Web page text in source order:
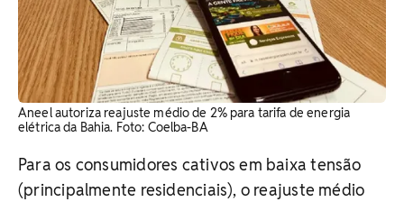
Aneel autoriza reajuste médio de 2% para tarifa de energia
elétrica da Bahia. Foto: Coelba-BA
Para os consumidores cativos em baixa tensão
(principalmente residenciais), o reajuste médio